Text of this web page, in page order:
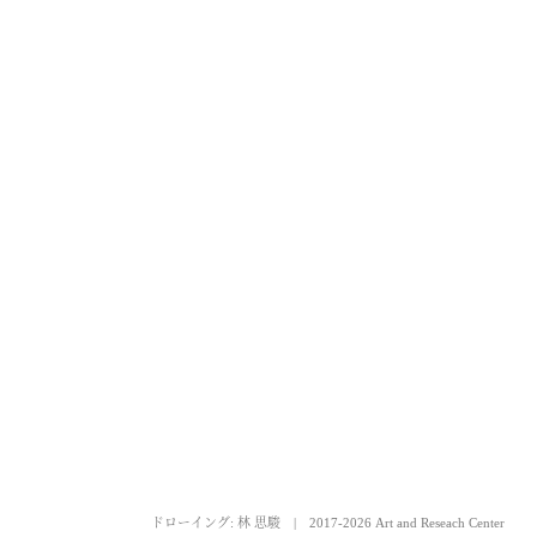
ドローイング: 林 思駿 2017-2026 Art and Reseach Center